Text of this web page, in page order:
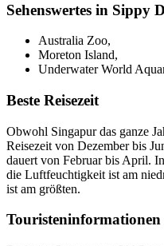
Sehenswertes in Sippy
Australia Zoo,
Moreton Island,
Underwater World
Beste Reisezeit
Obwohl Singapur das ganze
Reisezeit von Dezember bis
dauert von Februar bis April.
die Luftfeuchtigkeit ist am
ist am größten.